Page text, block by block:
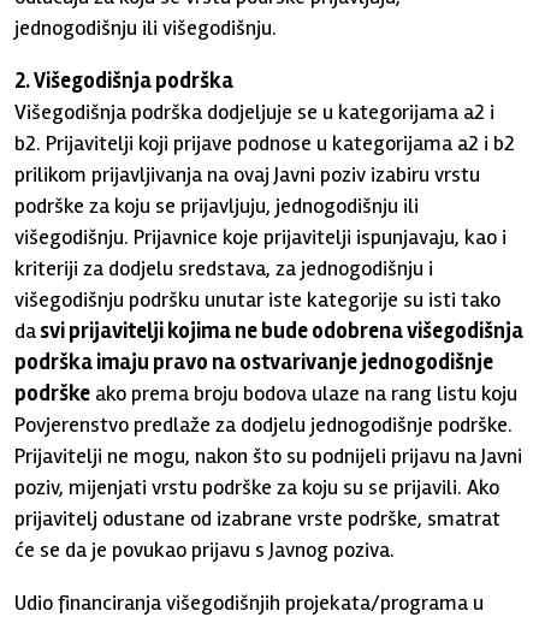
jednogodišnju ili višegodišnju.
2. Višegodišnja podrška
Višegodišnja podrška dodjeljuje se u kategorijama a2 i
b2. Prijavitelji koji prijave podnose u kategorijama a2 i b2
prilikom prijavljivanja na ovaj Javni poziv izabiru vrstu
podrške za koju se prijavljuju, jednogodišnju ili
višegodišnju. Prijavnice koje prijavitelji ispunjavaju, kao i
kriteriji za dodjelu sredstava, za jednogodišnju i
višegodišnju podršku unutar iste kategorije su isti tako
dasvi prijavitelji kojima ne bude odobrena višegodišnja
podrška imaju pravo na ostvarivanje jednogodišnje
podrške ako prema broju bodova ulaze na rang listu koju
Povjerenstvo predlaže za dodjelu jednogodišnje podrške.
Prijavitelji ne mogu, nakon što su podnijeli prijavu na Javni
poziv, mijenjati vrstu podrške za koju su se prijavili. Ako
prijavitelj odustane od izabrane vrste podrške, smatrat
će se da je povukao prijavu s Javnog poziva.
Udio financiranja višegodišnjih projekata/programa u